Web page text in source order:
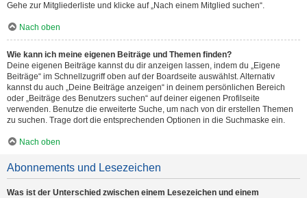
Gehe zur Mitgliederliste und klicke auf „Nach einem Mitglied suchen“.
Nach oben
Wie kann ich meine eigenen Beiträge und Themen finden?
Deine eigenen Beiträge kannst du dir anzeigen lassen, indem du „Eigene
Beiträge“ im Schnellzugriff oben auf der Boardseite auswählst. Alternativ
kannst du auch „Deine Beiträge anzeigen“ in deinem persönlichen Bereich
oder „Beiträge des Benutzers suchen“ auf deiner eigenen Profilseite
verwenden. Benutze die erweiterte Suche, um nach von dir erstellen Themen
zu suchen. Trage dort die entsprechenden Optionen in die Suchmaske ein.
Nach oben
Abonnements und Lesezeichen
Was ist der Unterschied zwischen einem Lesezeichen und einem